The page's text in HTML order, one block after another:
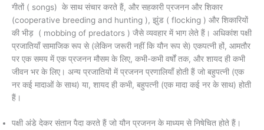
गीतों ( songs) के साथ संचार करते हैं, और सहकारी प्रजनन और शिकार
(cooperative breeding and hunting ), झुंड ( flocking ) और शिकारियों
की भीड़ ( mobbing of predators ) जैसे व्यवहार में भाग लेते हैं। अधिकांश पक्षी
प्रजातियाँ सामाजिक रूप से (लेकिन जरूरी नहीं कि यौन रूप से) एकपत्नी हों, आमतौर
पर एक समय में एक प्रजनन मौसम के लिए, कभी-कभी वर्षों तक, और शायद ही कभी
जीवन भर के लिए। अन्य प्रजातियों में प्रजनन प्रणालियाँ होती हैं जो बहुपत्नी (एक
नर कई मादाओं के साथ) या, शायद ही कभी, बहुपत्नी (एक मादा कई नर के साथ) होती
हैं।
पक्षी अंडे देकर संतान पैदा करते हैं जो यौन प्रजनन के माध्यम से निषेचित होते हैं।